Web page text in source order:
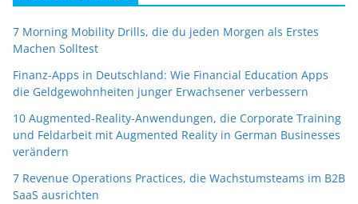
7 Morning Mobility Drills, die du jeden Morgen als Erstes
Machen Solltest
Finanz-Apps in Deutschland: Wie Financial Education Apps
die Geldgewohnheiten junger Erwachsener verbessern
10 Augmented-Reality-Anwendungen, die Corporate Training
und Feldarbeit mit Augmented Reality in German Businesses
verändern
7 Revenue Operations Practices, die Wachstumsteams im B2B
SaaS ausrichten